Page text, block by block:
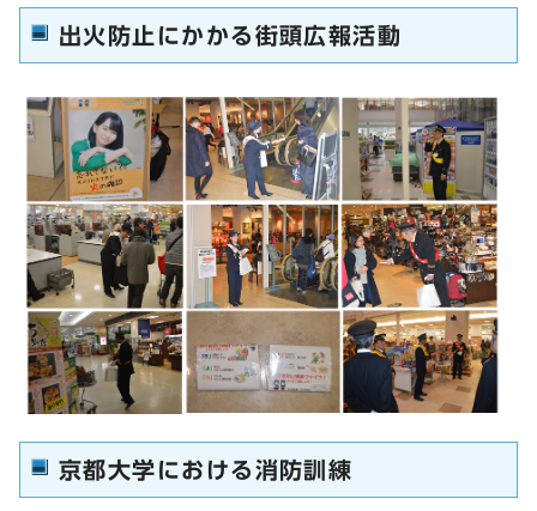
出火防止にかかる街頭広報活動
京都大学における消防訓練